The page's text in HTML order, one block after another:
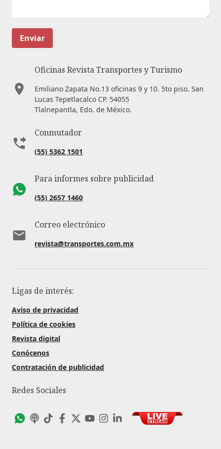
Enviar
Oficinas Revista Transportes y Turismo
Emiliano Zapata No.13 oficinas 9 y 10. 5to piso. San
Lucas Tepetlacalco CP. 54055
Tlalnepantla, Edo. de México.
Conmutador
(55) 5362 1501
Para informes sobre publicidad
(55) 2657 1460
Correo electrónico
revista@transportes.com.mx
Ligas de interés:
Aviso de privacidad
Política de cookies
Revista digital
Conócenos
Contratación de publicidad
Redes Sociales